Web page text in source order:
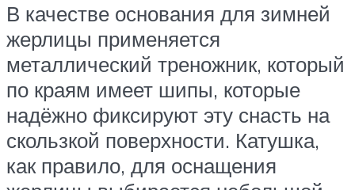
В качестве основания для зимней
жерлицы применяется
металлический треножник, который
по краям имеет шипы, которые
надёжно фиксируют эту снасть на
скользкой поверхности. Катушка,
как правило, для оснащения